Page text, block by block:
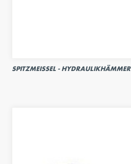
SPITZMEISSEL - HYDRAULIKHÄMMER